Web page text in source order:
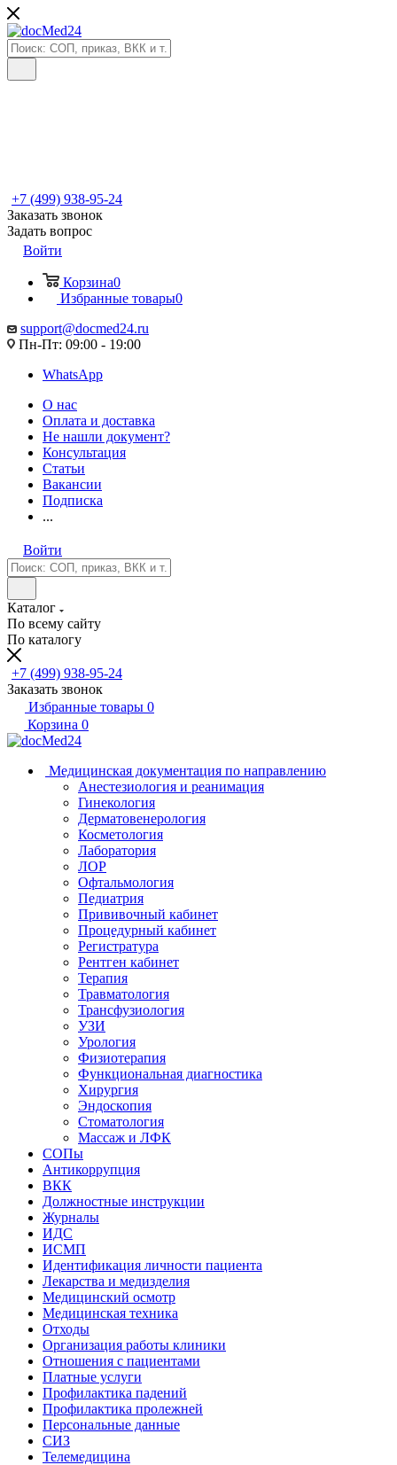
+7 (499) 938-95-24
Заказать звонок
Задать вопрос
Войти
Корзина0
Избранные товары0
support@docmed24.ru
Пн-Пт: 09:00 - 19:00
WhatsApp
О нас
Оплата и доставка
Не нашли документ?
Консультация
Статьи
Вакансии
Подписка
...
Войти
Каталог
По всему сайту
По каталогу
+7 (499) 938-95-24
Заказать звонок
Избранные товары 0
Корзина 0
Медицинская документация по направлению
Анестезиология и реанимация
Гинекология
Дерматовенерология
Косметология
Лаборатория
ЛОР
Офтальмология
Педиатрия
Прививочный кабинет
Процедурный кабинет
Регистратура
Рентген кабинет
Терапия
Травматология
Трансфузиология
УЗИ
Урология
Физиотерапия
Функциональная диагностика
Хирургия
Эндоскопия
Стоматология
Массаж и ЛФК
СОПы
Антикоррупция
ВКК
Должностные инструкции
Журналы
ИДС
ИСМП
Идентификация личности пациента
Лекарства и медизделия
Медицинский осмотр
Медицинская техника
Отходы
Организация работы клиники
Отношения с пациентами
Платные услуги
Профилактика падений
Профилактика пролежней
Персональные данные
СИЗ
Телемедицина